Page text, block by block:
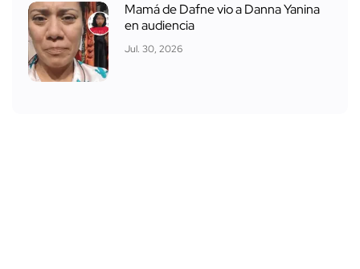
Mamá de Dafne vio a Danna Yanina
en audiencia
Jul. 30, 2026